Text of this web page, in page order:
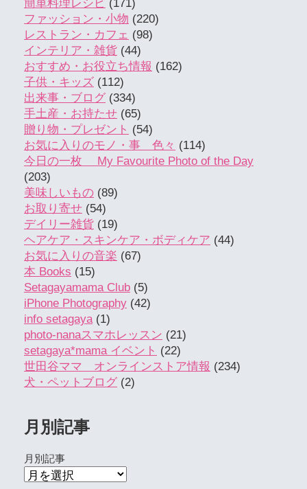
簡単料理レシピ (171)
ファッション・小物 (220)
レストラン・カフェ (98)
インテリア・雑貨 (44)
おすすめ・お役立ち情報 (162)
子供・キッズ (112)
出来事・ブログ (334)
手土産・お持たせ (65)
贈り物・プレゼント (54)
お気に入りのモノ・事 色々 (114)
今日の一枚 My Favourite Photo of the Day
(203)
美味しいもの (89)
お取り寄せ (54)
デイリー雑貨 (19)
ヘアケア・スキンケア・ボディケア (44)
お気に入りの音楽 (67)
本 Books (15)
Setagayamama Club (5)
iPhone Photography (42)
info setagaya(1)
photo-nanaスマホレッスン (21)
setagaya*mama イベント (22)
世田谷ママ オンラインストア情報 (234)
犬・ペットブログ (2)
月別記事
月別記事